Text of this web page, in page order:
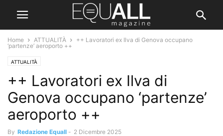
Home ATTUALITÀ
++ Lavoratori ex Ilva di Genova occupano
‘partenze’ aeroporto ++
ATTUALITÀ
++ Lavoratori ex Ilva di
Genova occupano ‘partenze’
aeroporto ++
By Redazione Equall - 2 Dicembre 2025